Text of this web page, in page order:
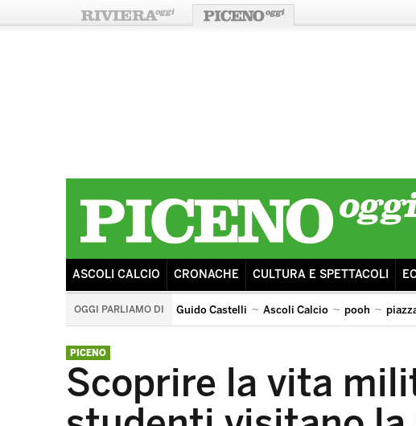
ASCOLI CALCIO CRONACHE CULTURA E SPETTACOLI
OGGI PARLIAMO DI Guido Castelli Ascoli Calcio pooh
ricostruzione
PICENO
Scoprire la vita